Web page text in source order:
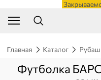
Главная Каталог
Футболка